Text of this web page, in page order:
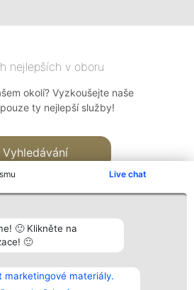
Live chat
🙂 Klikněte na
🙂
marketingové materiály.
nejlepších v oboru
okolí? Vyzkoušejte naše
ty nejlepší služby!
Vyhledávání
Vítězové
Seznam všech
laureátů
Kontakt